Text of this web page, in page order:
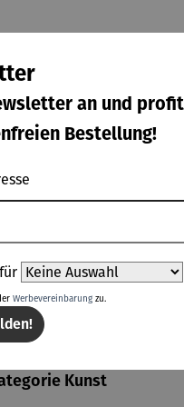
Jim
-
Joseph
Wortmale
rei SAXA
Edition
Kunst
an und
Bestellung!
Werbevereinbarungzu.